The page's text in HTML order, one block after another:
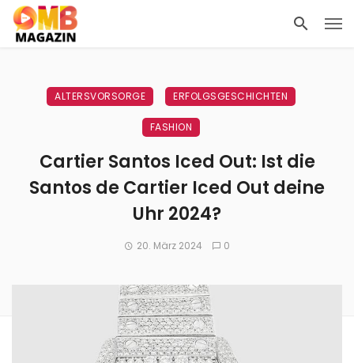
ALTERSVORSORGE ERFOLGSGESCHICHTEN
FASHION
Cartier Santos Iced Out: Ist die
Santos de Cartier Iced Out deine
Uhr 2024?
20. März 2024 0